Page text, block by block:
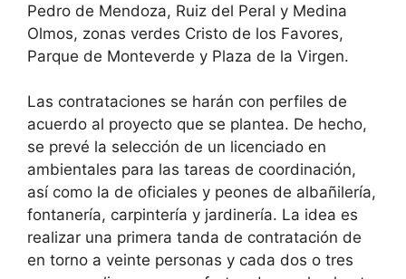
Pedro de Mendoza, Ruiz del Peral y Medina
Olmos, zonas verdes Cristo de los Favores,
Parque de Monteverde y Plaza de la Virgen.
Las contrataciones se harán con perfiles de
acuerdo al proyecto que se plantea. De hecho,
se prevé la selección de un licenciado en
ambientales para las tareas de coordinación,
así como la de oficiales y peones de albañilería,
fontanería, carpintería y jardinería. La idea es
realizar una primera tanda de contratación de
en torno a veinte personas y cada dos o tres